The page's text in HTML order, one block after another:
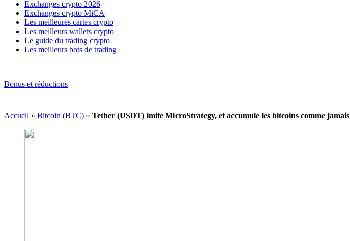
Exchanges crypto 2026
Exchanges crypto MiCA
Les meilleures cartes crypto
Les meilleurs wallets crypto
Le guide du trading crypto
Les meilleurs bots de trading
Bonus et réductions
Accueil » Bitcoin (BTC) » Tether (USDT) imite MicroStrategy, et accumule les bitcoins comme jamais